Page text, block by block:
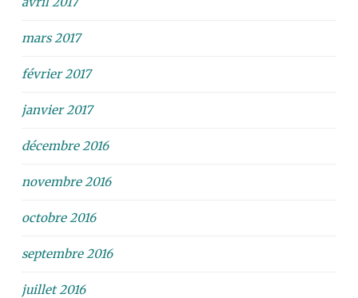
mars 2017
février 2017
janvier 2017
décembre 2016
novembre 2016
octobre 2016
septembre 2016
juillet 2016